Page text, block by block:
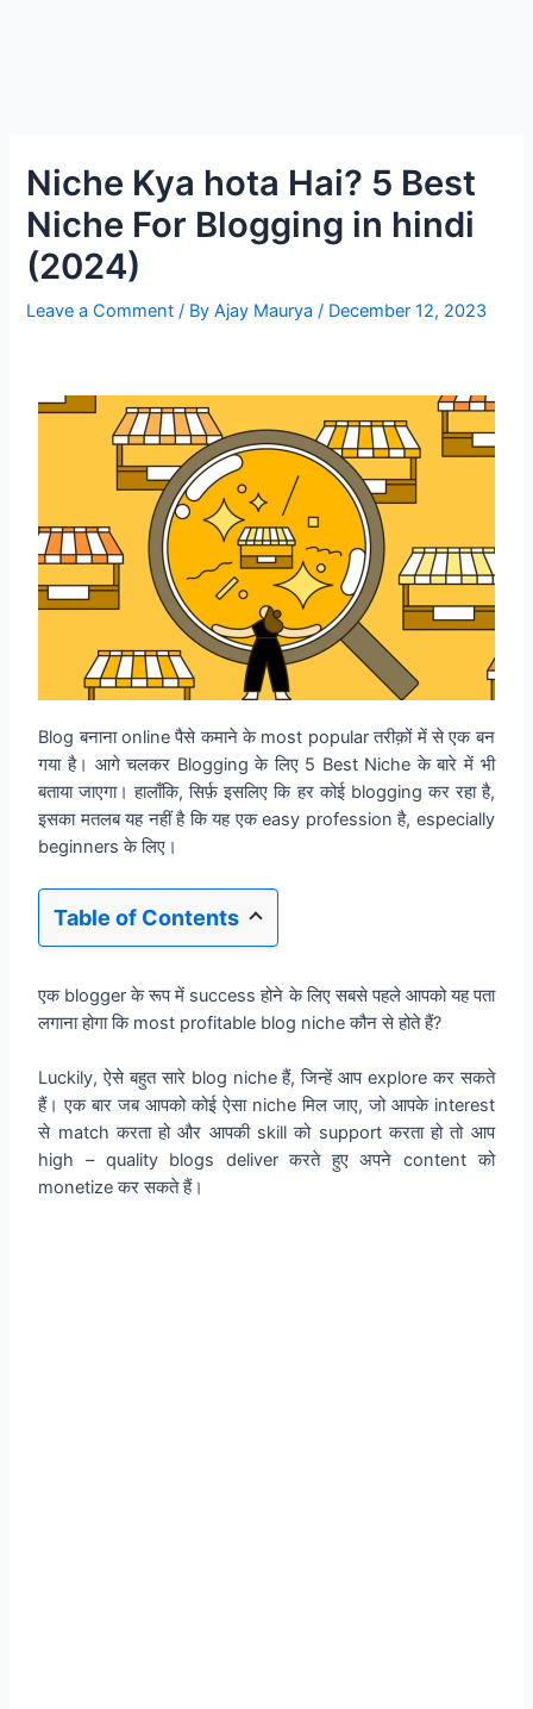
Niche Kya hota Hai? 5 Best
Niche For Blogging in hindi
(2024)
Leave a Comment / ByAjay Maurya/ December 12, 2023
Blog बनाना online पैसे कमाने के most popular तरीक़ों में से एक बन
गया है। आगे चलकर Blogging के लिए 5 Best Niche के बारे में भी
बताया जाएगा। हालाँकि, सिर्फ़ इसलिए कि हर कोई blogging कर रहा है,
इसका मतलब यह नहीं है कि यह एक easy profession है, especially
beginners के लिए।
Table of Contents
एक blogger के रूप में success होने के लिए सबसे पहले आपको यह पता
लगाना होगा कि most profitable blog niche कौन से होते हैं?
Luckily, ऐसे बहुत सारे blog niche हैं, जिन्हें आप explore कर सकते
हैं। एक बार जब आपको कोई ऐसा niche मिल जाए, जो आपके interest
से match करता हो और आपकी skill को support करता हो तो आप
high – quality blogs deliver करते हुए अपने content को
monetize कर सकते हैं।